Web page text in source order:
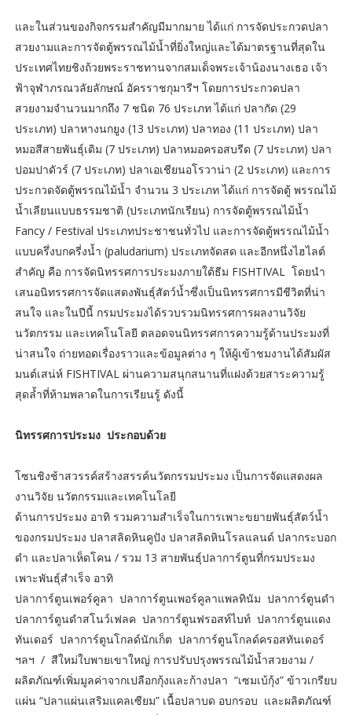
และในส่วนของกิจกรรมสำคัญมีมากมาย ได้แก่ การจัดประกวดปลา
สวยงามและการจัดตู้พรรณไม้น้ำที่ยิ่งใหญ่และได้มาตรฐานที่สุดใน
ประเทศไทยชิงถ้วยพระราชทานจากสมเด็จพระเจ้าน้องนางเธอ เจ้า
ฟ้าจุฬาภรณวลัยลักษณ์ อัครราชกุมารีฯ โดยการประกวดปลา
สวยงามจำนวนมากถึง 7 ชนิด 76 ประเภท ได้แก่ ปลากัด (29
ประเภท) ปลาหางนกยูง (13 ประเภท) ปลาทอง (11 ประเภท) ปลา
หมอสีสายพันธุ์เดิม (7 ประเภท) ปลาหมอครอสบรีด (7 ประเภท) ปลา
ปอมปาดัวร์ (7 ประเภท) ปลาเอเชียนอโรวาน่า (2 ประเภท) และการ
ประกวดจัดตู้พรรณไม้น้ำ จำนวน 3 ประเภท ได้แก่ การจัดตู้ พรรณไม้
น้ำเลียนแบบธรรมชาติ (ประเภทนักเรียน) การจัดตู้พรรณไม้น้ำ
Fancy / Festival ประเภทประชาชนทั่วไป และการจัดตู้พรรณไม้น้ำ
แบบครึ่งบกครี่งน้ำ (paludarium) ประเภทจัดสด และอีกหนึ่งไฮไลต์
สำคัญ คือ การจัดนิทรรศการประมงภายใต้ธีม FISHTIVAL โดยนำ
เสนอนิทรรศการจัดแสดงพันธุ์สัตว์น้ำซึ่งเป็นนิทรรศการมีชีวิตที่น่า
สนใจ และในปีนี้ กรมประมงได้รวบรวมนิทรรศการผลงานวิจัย
นวัตกรรม และเทคโนโลยี ตลอดจนนิทรรศการความรู้ด้านประมงที่
น่าสนใจ ถ่ายทอดเรื่องราวและข้อมูลต่าง ๆ ให้ผู้เข้าชมงานได้สัมผัส
มนต์เสน่ห์ FISHTIVAL ผ่านความสนุกสนานที่แฝงด้วยสาระความรู้
สุดล้ำที่ห้ามพลาดในการเรียนรู้ ดังนี้
นิทรรศการประมง ประกอบด้วย
โซนชิงช้าสวรรค์สร้างสรรค์นวัตกรรมประมง เป็นการจัดแสดงผล
งานวิจัย นวัตกรรมและเทคโนโลยี
ด้านการประมง อาทิ รวมความสำเร็จในการเพาะขยายพันธุ์สัตว์น้ำ
ของกรมประมง ปลาสลิดหินคูปัง ปลาสลิดหินโรลแลนด์ ปลากระบอก
ดำ และปลาเห็ดโคน / รวม 13 สายพันธุ์ปลาการ์ตูนที่กรมประมง
เพาะพันธุ์สำเร็จ อาทิ
ปลาการ์ตูนเพอร์คูลา ปลาการ์ตูนเพอร์คูลาแพลทินัม ปลาการ์ตูนดำ
ปลาการ์ตูนดำสโนว์เฟลค ปลาการ์ตูนฟรอสท์ไบท์ ปลาการ์ตูนแดง
ทันเดอร์ ปลาการ์ตูนโกลด์นักเก็ต ปลาการ์ตูนโกลด์ครอสทันเดอร์
ฯลฯ / สีใหม่ใบพายเขาใหญ่ การปรับปรุงพรรณไม้น้ำสวยงาม /
ผลิตภัณฑ์เพิ่มมูลค่าจากเปลือกกุ้งและก้างปลา “เซมเบ้กุ้ง” ข้าวเกรียบ
แผ่น “ปลาแผ่นเสริมแคลเซียม” เนื้อปลาบด อบกรอบ และผลิตภัณฑ์